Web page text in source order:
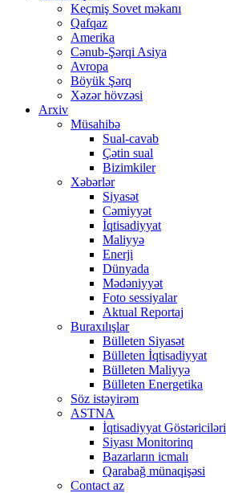
Keçmiş Sovet məkanı
Qafqaz
Amerika
Cənub-Şərqi Asiya
Avropa
Böyük Şərq
Xəzər hövzəsi
Arxiv
Müsahibə
Sual-cavab
Çətin sual
Bizimkiler
Xəbərlər
Siyasət
Cəmiyyət
İqtisadiyyat
Maliyyə
Enerji
Dünyada
Mədəniyyət
Foto sessiyalar
Aktual Reportaj
Buraxılışlar
Bülleten Siyasət
Bülleten İqtisadiyyat
Bülleten Maliyyə
Bülleten Energetika
Söz istəyirəm
ASTNA
İqtisadiyyat Göstəriciləri
Siyası Monitorinq
Bazarların icmalı
Qarabağ münaqişəsi
Contact az